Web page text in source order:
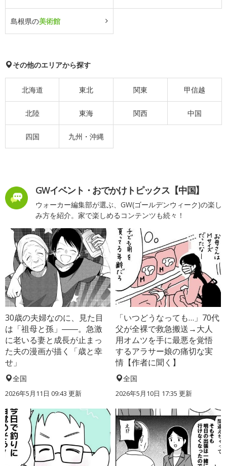
島根県の美術館
その他のエリアから探す
北海道 東北 関東 甲信越
北陸 東海 関西 中国
四国 九州・沖縄
GWイベント・おでかけトピックス【中国】
ウォーカー編集部が選ぶ、GW(ゴールデンウィーク)の楽し
み方を紹介。家で楽しめるコンテンツも続々！
30歳の夫婦なのに、見た目
は「祖母と孫」――。急激
に老いる妻と成長が止まっ
た夫の漫画が描く「歳と幸
せ」
全国
2026年5月11日 09:43 更新
「いつどうなっても…」70代
父が全裸で救急搬送→大人
用オムツを手に最悪を覚悟
するアラサー娘の痛切な実
情【作者に聞く】
全国
2026年5月10日 17:35 更新